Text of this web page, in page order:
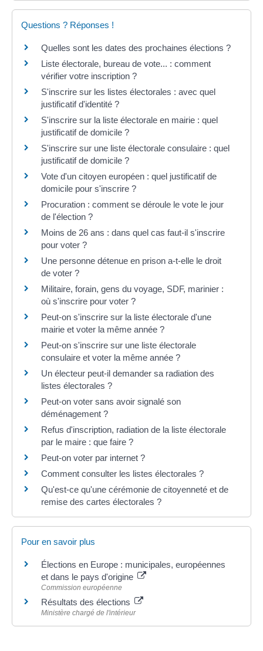
Questions ? Réponses !
Quelles sont les dates des prochaines élections ?
Liste électorale, bureau de vote... : comment
vérifier votre inscription ?
S'inscrire sur les listes électorales : avec quel
justificatif d'identité ?
S'inscrire sur la liste électorale en mairie : quel
justificatif de domicile ?
S'inscrire sur une liste électorale consulaire : quel
justificatif de domicile ?
Vote d'un citoyen européen : quel justificatif de
domicile pour s'inscrire ?
Procuration : comment se déroule le vote le jour
de l'élection ?
Moins de 26 ans : dans quel cas faut-il s'inscrire
pour voter ?
Une personne détenue en prison a-t-elle le droit
de voter ?
Militaire, forain, gens du voyage, SDF, marinier :
où s'inscrire pour voter ?
Peut-on s'inscrire sur la liste électorale d'une
mairie et voter la même année ?
Peut-on s'inscrire sur une liste électorale
consulaire et voter la même année ?
Un électeur peut-il demander sa radiation des
listes électorales ?
Peut-on voter sans avoir signalé son
déménagement ?
Refus d'inscription, radiation de la liste électorale
par le maire : que faire ?
Peut-on voter par internet ?
Comment consulter les listes électorales ?
Qu'est-ce qu'une cérémonie de citoyenneté et de
remise des cartes électorales ?
Pour en savoir plus
Élections en Europe : municipales, européennes
et dans le pays d'origine
Commission européenne
Résultats des élections
Ministère chargé de l'intérieur